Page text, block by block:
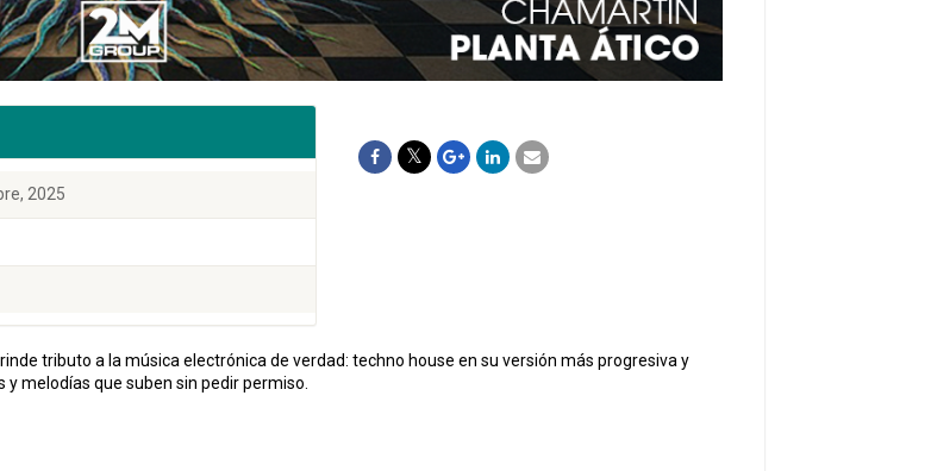
2025
tributo a la música electrónica de verdad: techno house en su versión más progresiva y
melodías que suben sin pedir permiso.